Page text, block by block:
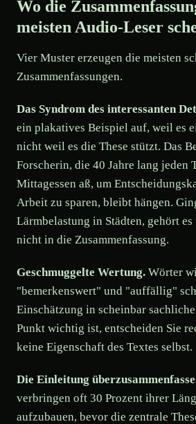
Wo die
meisten Audio-Leser
Vier Muster erzeugen die meisten
Zusammenfassungen.
Das Syndrom des interessanten
ein plakatives Beispiel auf, weil es
nicht weil es die These stützt. Das
Forscherin, die 40 Jahre lang jeden
Mittagessen aß, um
Arbeit zu sparen, bleibt hängen.
Lärmbelastung in Städten, gehört
nicht in die Zusammenfassung.
Geschmuggelte Wertung. Wörter
"bemerkenswert" und "auffällig"
Einschätzung in scheinbar
Punkt wichtig ist, entscheiden Sie
keine Eigenschaft des Textes selbst.
Die Einleitung
verbringen oft 30 Prozent ihrer
aufzubauen, bevor die zentrale